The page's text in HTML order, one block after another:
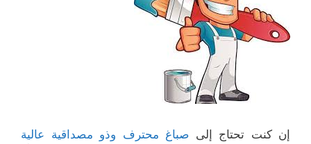
إن كنت تحتاج إلى صباغ محترف وذو مصداقية عالية